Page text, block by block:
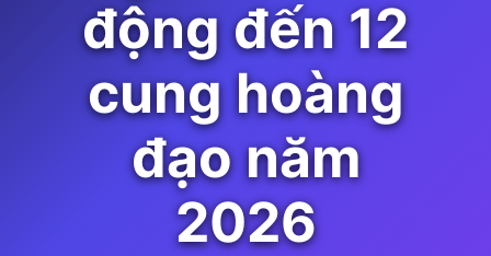
động đến 12
cung hoàng
đạo năm
2026